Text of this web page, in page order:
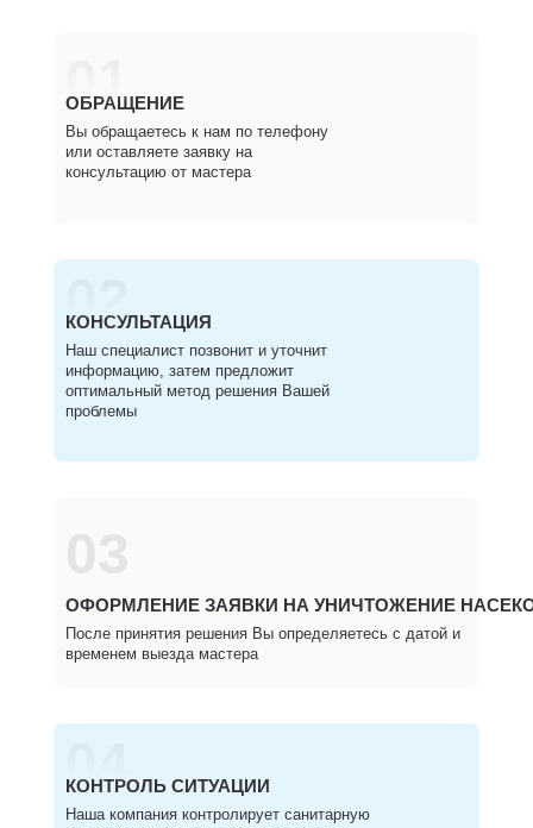
01
ОБРАЩЕНИЕ
Вы обращаетесь к нам по телефону
или оставляете заявку на
консультацию от мастера
02
КОНСУЛЬТАЦИЯ
Наш специалист позвонит и уточнит
информацию, затем предложит
оптимальный метод решения Вашей
проблемы
ОФОРМЛЕНИЕ ЗАЯВКИ НА УНИЧТОЖЕНИЕ
После принятия решения Вы определяетесь с датой и
временем выезда мастера
04
КОНТРОЛЬ СИТУАЦИИ
Наша компания контролирует санитарную